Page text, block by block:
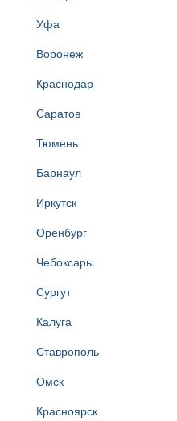
Уфа
Воронеж
Краснодар
Саратов
Тюмень
Барнаул
Иркутск
Оренбург
Чебоксары
Сургут
Калуга
Ставрополь
Омск
Красноярск